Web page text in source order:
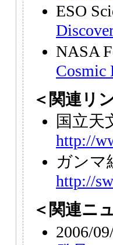
ESO
NASA
Cosmic
＜関連リ
国立天
http://
ガンマ
http://
＜関連ニ
2006/